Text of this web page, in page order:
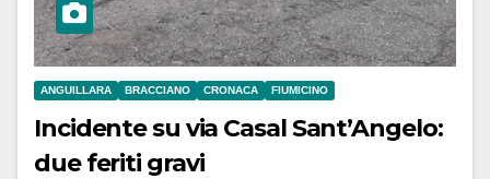
ANGUILLARA BRACCIANO CRONACA FIUMICINO
Incidente su via Casal Sant’Angelo:
due feriti gravi